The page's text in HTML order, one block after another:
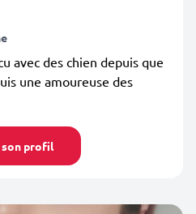
avec des chien depuis que
une amoureuse des
profil